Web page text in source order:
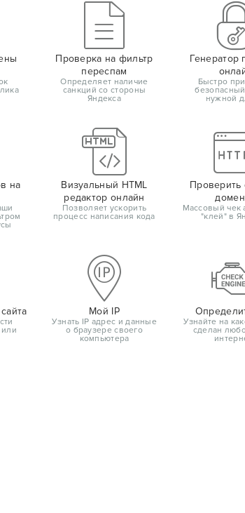
Проверка на фильтр
переспам
Определяет наличие
санкций со стороны
Яндекса
Генератор
Быстро
нужной
на
Визуальный HTML
редактор онлайн
Позволяет ускорить
процесс написания кода
Проверить
Массовый чек
"клей" в
или
Мой IP
Узнать IP адрес и данные
о браузере своего
компьютера
Узнайте на
сделан